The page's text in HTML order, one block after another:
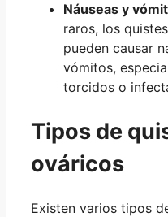
Náuseas y
raros, los
pueden causar
vómitos,
torcidos o
Tipos de
ováricos
Existen varios tipos